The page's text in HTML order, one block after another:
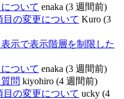
ついて enaka (3 週間前)
の変更について Kuro (3
示で表示階層を制限した
ついて enaka (3 週間前)
問 kiyohiro (4 週間前)
の変更について ucky (4